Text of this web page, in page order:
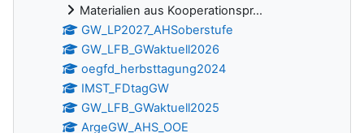
Materialien aus Kooperationspr...
GW_LP2027_AHSoberstufe
GW_LFB_GWaktuell2026
oegfd_herbsttagung2024
IMST_FDtagGW
GW_LFB_GWaktuell2025
ArgeGW_AHS_OOE